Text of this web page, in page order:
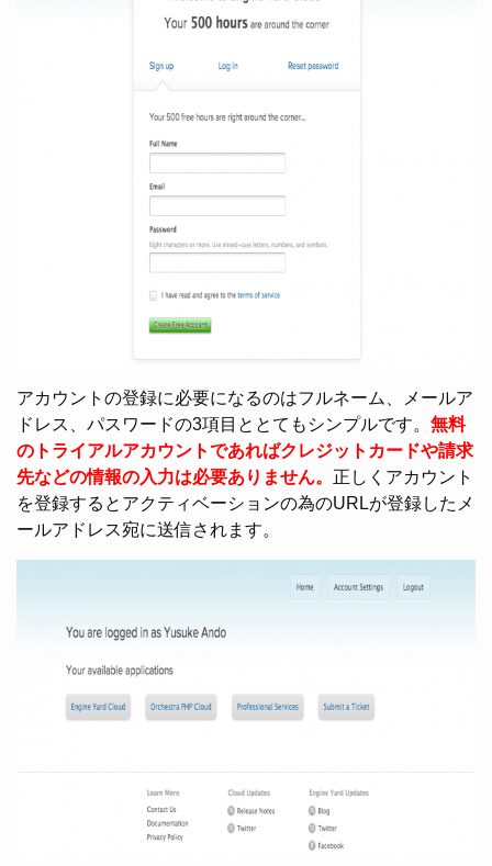
アカウントの登録に必要になるのはフルネーム、メールア
ドレス、パスワードの3項目ととてもシンプルです。 無料
のトライアルアカウントであればクレジットカードや請求
先などの情報の入力は必要ありません。 正しくアカウント
を登録するとアクティベーションの為のURLが登録したメ
ールアドレス宛に送信されます。